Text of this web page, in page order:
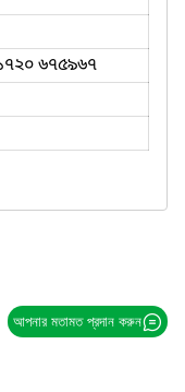
৬৭৫৯৬৭
আপনার মতামত প্রদান করুন